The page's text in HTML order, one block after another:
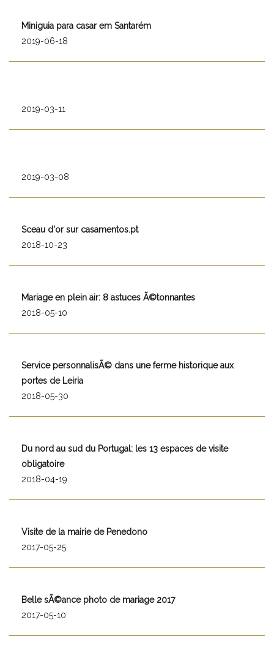
Miniguia para casar em Santarém
2019-06-18
2019-03-11
2019-03-08
Sceau d'or sur casamentos.pt
2018-10-23
Mariage en plein air: 8 astuces Ã©tonnantes
2018-05-10
Service personnalisÃ© dans une ferme historique aux
portes de Leiria
2018-05-30
Du nord au sud du Portugal: les 13 espaces de visite
obligatoire
2018-04-19
Visite de la mairie de Penedono
2017-05-25
Belle sÃ©ance photo de mariage 2017
2017-05-10